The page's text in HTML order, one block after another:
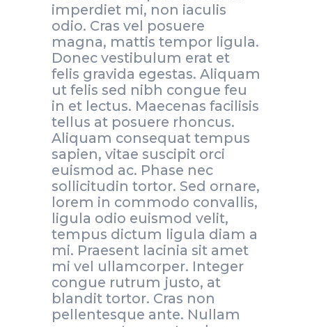
imperdiet mi, non iaculis
odio. Cras vel posuere
magna, mattis tempor ligula.
Donec vestibulum erat et
felis gravida egestas. Aliquam
ut felis sed nibh congue feu
in et lectus. Maecenas facilisis
tellus at posuere rhoncus.
Aliquam consequat tempus
sapien, vitae suscipit orci
euismod ac. Phase nec
sollicitudin tortor. Sed ornare,
lorem in commodo convallis,
ligula odio euismod velit,
tempus dictum ligula diam a
mi. Praesent lacinia sit amet
mi vel ullamcorper. Integer
congue rutrum justo, at
blandit tortor. Cras non
pellentesque ante. Nullam